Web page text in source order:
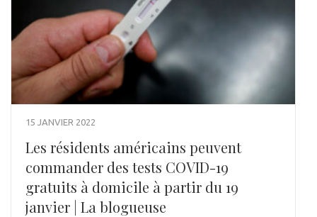
15 JANVIER 2022
Les résidents américains peuvent
commander des tests COVID-19
gratuits à domicile à partir du 19
janvier | La blogueuse